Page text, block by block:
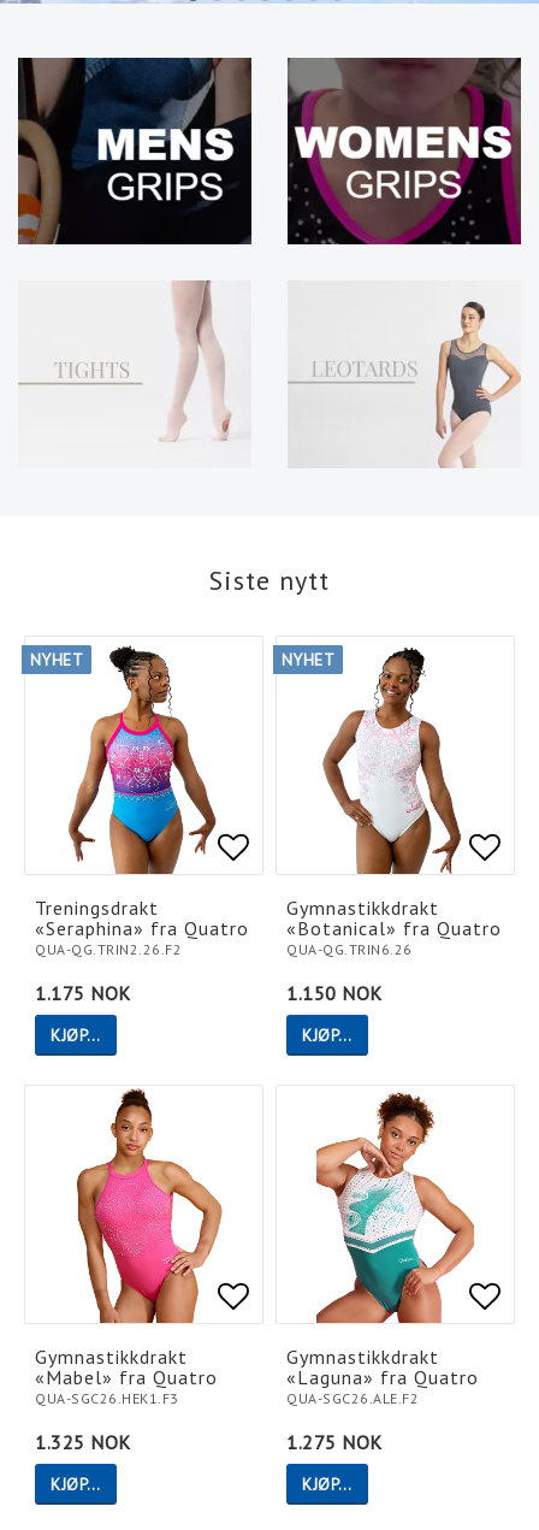
Siste nytt
NYHET
Add to list of favorites
Add to list of favorites
Treningsdrakt
«Seraphina» fra Quatro
QUA-QG.TRIN2.26.F2
1.175 NOK
KJØP…
NYHET
Gymnastikkdrakt
«Botanical» fra Quatro
QUA-QG.TRIN6.26
1.150 NOK
KJØP…
Add to list of favorites
Add to list of favorites
Gymnastikkdrakt
«Mabel» fra Quatro
QUA-SGC26.HEK1.F3
1.325 NOK
KJØP…
Gymnastikkdrakt
«Laguna» fra Quatro
QUA-SGC26.ALE.F2
1.275 NOK
KJØP…